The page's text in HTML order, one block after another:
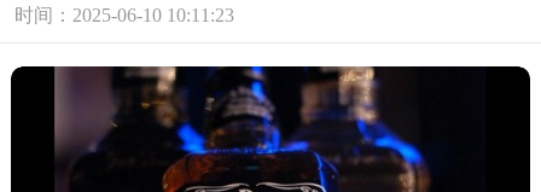
时间：2025-06-10 10:11:23